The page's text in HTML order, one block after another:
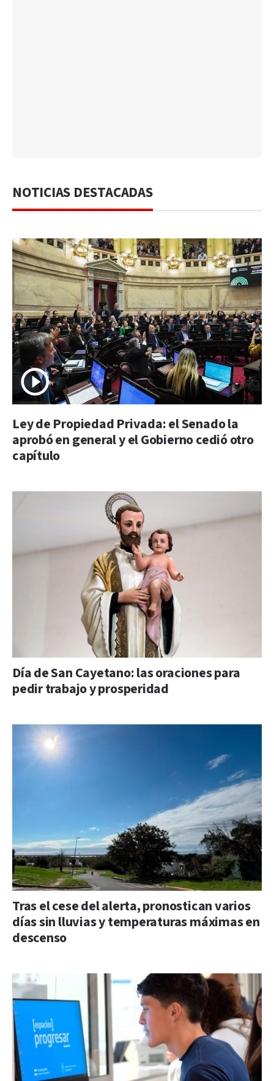
NOTICIAS DESTACADAS
Ley de Propiedad Privada: el Senado la
aprobó en general y el Gobierno cedió otro
capítulo
Día de San Cayetano: las oraciones para
pedir trabajo y prosperidad
Tras el cese del alerta, pronostican varios
días sin lluvias y temperaturas máximas en
descenso